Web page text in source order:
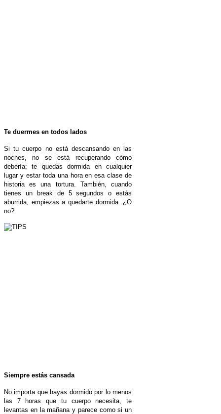
Te duermes en todos lados
Si tu cuerpo no está descansando en las
noches, no se está recuperando cómo
debería; te quedas dormida en cualquier
lugar y estar toda una hora en esa clase de
historia es una tortura. También, cuando
tienes un break de 5 segundos o estás
aburrida, empiezas a quedarte dormida. ¿O
no?
Siempre estás cansada
No importa que hayas dormido por lo menos
las 7 horas que tu cuerpo necesita, te
levantas en la mañana y parece como si un